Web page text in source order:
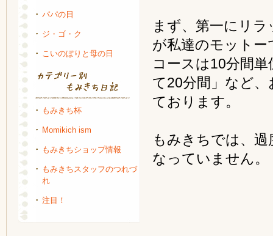
パパの日
ジ・ゴ・ク
こいのぼりと母の日
もみきち杯
Momikich ism
もみきちショップ情報
もみきちスタッフのつれづ
れ
注目！
まず、第一にリ
が私達のモットー
コースは10分間
て20分間」など
ております。
もみきちでは、
なっていません。